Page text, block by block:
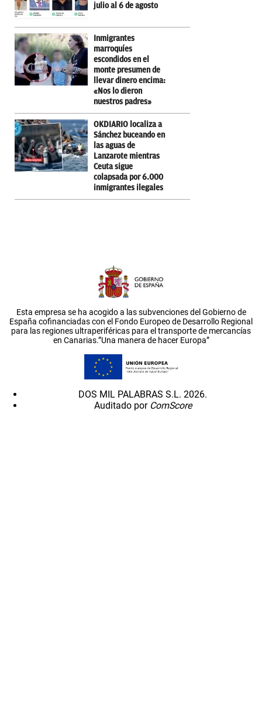
julio al 6 de agosto
Inmigrantes
marroquíes
escondidos en el
monte presumen de
llevar dinero encima:
«Nos lo dieron
nuestros padres»
OKDIARIO localiza a
Sánchez buceando en
las aguas de
Lanzarote mientras
Ceuta sigue
colapsada por 6.000
inmigrantes ilegales
Esta empresa se ha acogido a las subvenciones del Gobierno de
España cofinanciadas con el Fondo Europeo de Desarrollo Regional
para las regiones ultraperiféricas para el transporte de mercancías
en Canarias.”Una manera de hacer Europa”
DOS MIL PALABRAS S.L. 2026.
Auditado por ComScore